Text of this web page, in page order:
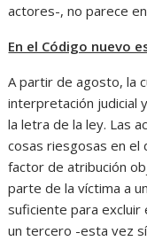
actores-, no parece
En el Código nuevo
A partir de agosto, la
interpretación judicial
la letra de la ley. Las
cosas riesgosas en
factor de atribución
parte de la víctima a
suficiente para
un tercero -esta vez